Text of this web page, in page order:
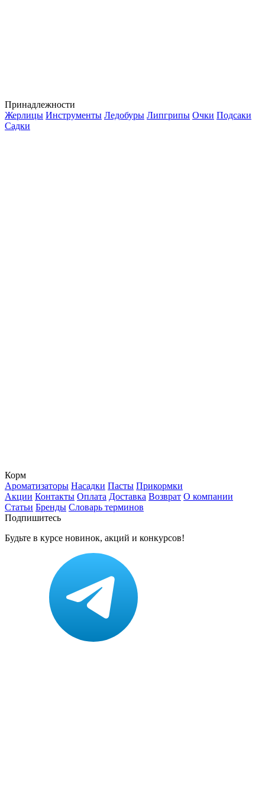
Принадлежности
Жерлицы Инструменты Ледобуры Липгрипы Очки Подсаки
Садки
Корм
Ароматизаторы Насадки Пасты Прикормки
Акции Контакты Оплата Доставка Возврат О компании
Статьи Бренды Словарь терминов
Подпишитесь
Будьте в курсе новинок, акций и конкурсов!